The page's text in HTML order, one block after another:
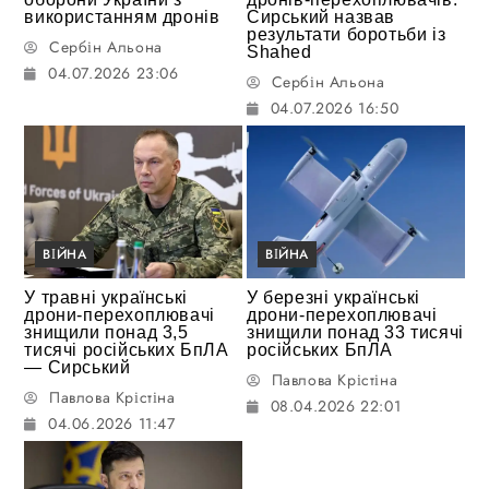
використанням дронів
Сербін Альона
04.07.2026 23:06
Сирський назвав
результати боротьби із
Shahed
Сербін Альона
04.07.2026 16:50
ВІЙНА
У травні українські
дрони-перехоплювачі
знищили понад 3,5
тисячі російських БпЛА
— Сирський
Павлова Крістіна
04.06.2026 11:47
ВІЙНА
У березні українські
дрони-перехоплювачі
знищили понад 33 тисячі
російських БпЛА
Павлова Крістіна
08.04.2026 22:01